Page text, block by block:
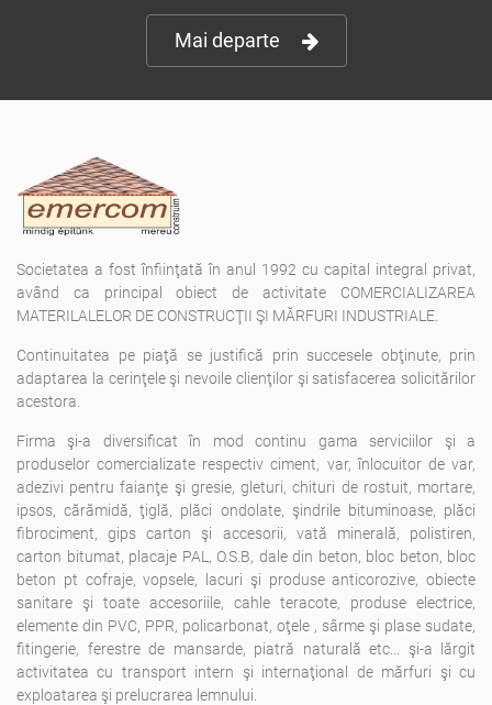
Mai departe
Societatea a fost înfiinţată în anul 1992 cu capital integral privat,
având ca principal obiect de activitate COMERCIALIZAREA
MATERILALELOR DE CONSTRUCŢII ŞI MĂRFURI INDUSTRIALE.
Continuitatea pe piaţă se justifică prin succesele obţinute, prin
adaptarea la cerinţele şi nevoile clienţilor şi satisfacerea solicitărilor
acestora.
Firma şi-a diversificat în mod continu gama serviciilor şi a
produselor comercializate respectiv ciment, var, înlocuitor de var,
adezivi pentru faianţe şi gresie, gleturi, chituri de rostuit, mortare,
ipsos, cărămidă, ţiglă, plăci ondolate, şindrile bituminoase, plăci
fibrociment, gips carton şi accesorii, vată minerală, polistiren,
carton bitumat, placaje PAL, O.S.B, dale din beton, bloc beton, bloc
beton pt cofraje, vopsele, lacuri şi produse anticorozive, obiecte
sanitare şi toate accesoriile, cahle teracote, produse electrice,
elemente din PVC, PPR, policarbonat, oţele , sârme şi plase sudate,
fitingerie, ferestre de mansarde, piatră naturală etc... şi-a lărgit
activitatea cu transport intern şi internaţional de mărfuri şi cu
exploatarea şi prelucrarea lemnului.